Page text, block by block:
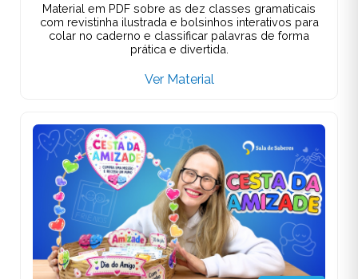
Material em PDF sobre as dez classes gramaticais
com revistinha ilustrada e bolsinhos interativos para
colar no caderno e classificar palavras de forma
prática e divertida.
Ver Material